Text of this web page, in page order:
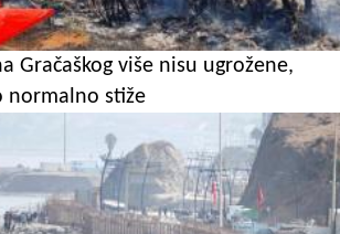
Gračaškog više nisu ugrožene,
normalno stiže